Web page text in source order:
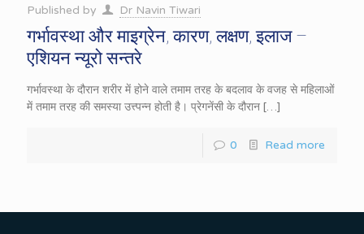
Published by Dr Navin Tiwari
गर्भावस्था और माइग्रेन, कारण, लक्षण, इलाज –
एशियन न्यूरो सन्तरे
गर्भावस्था के दौरान शरीर में होने वाले तमाम तरह के बदलाव के वजह से महिलाओं
में तमाम तरह की समस्या उत्त्पन्न होती है। प्रेगनेंसी के दौरान […]
0 Read more